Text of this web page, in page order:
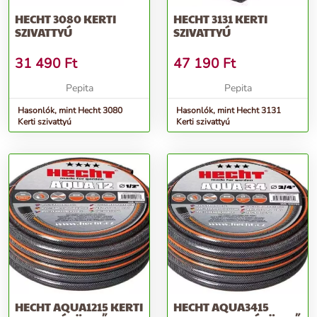
HECHT 3080 KERTI
SZIVATTYÚ
31 490 Ft
Pepita
Hasonlók, mint Hecht 3080
Kerti szivattyú
HECHT 3131 KERTI
SZIVATTYÚ
47 190 Ft
Pepita
Hasonlók, mint Hecht 3131
Kerti szivattyú
HECHT AQUA1215 KERTI
HECHT AQUA3415